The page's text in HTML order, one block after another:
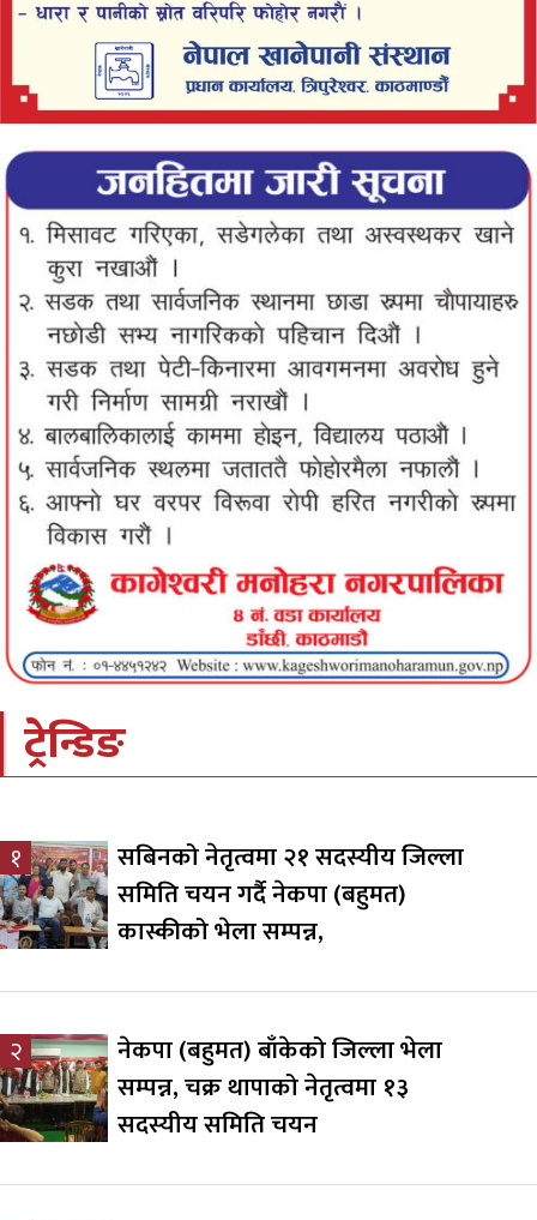
ट्रेन्डिङ
१
सबिनको नेतृत्वमा २१ सदस्यीय जिल्ला
समिति चयन गर्दै नेकपा (बहुमत)
कास्कीको भेला सम्पन्न,
२
नेकपा (बहुमत) बाँकेको जिल्ला भेला
सम्पन्न, चक्र थापाको नेतृत्वमा १३
सदस्यीय समिति चयन